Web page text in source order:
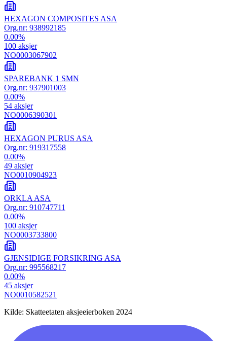
HEXAGON COMPOSITES ASA
Org.nr: 938992185
0.00%
100 aksjer
NO0003067902
SPAREBANK 1 SMN
Org.nr: 937901003
0.00%
54 aksjer
NO0006390301
HEXAGON PURUS ASA
Org.nr: 919317558
0.00%
49 aksjer
NO0010904923
ORKLA ASA
Org.nr: 910747711
0.00%
100 aksjer
NO0003733800
GJENSIDIGE FORSIKRING ASA
Org.nr: 995568217
0.00%
45 aksjer
NO0010582521
Kilde: Skatteetaten aksjeeierboken 2024